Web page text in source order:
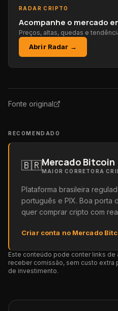
RADAR CRIPTO
Acompanhe o mercado
Preços, altas, quedas e
Abrir Radar →
Fonte original
RECOMENDADO
🇧🇷Mercado Bitcoin
MAIOR CORRETORA
Plataforma brasileira
português e PIX. Boa porta
quer comprar cripto com
Criar conta no Mercado
Este conteúdo pode conter links de
receber comissão, sem custo extra
de investimento.